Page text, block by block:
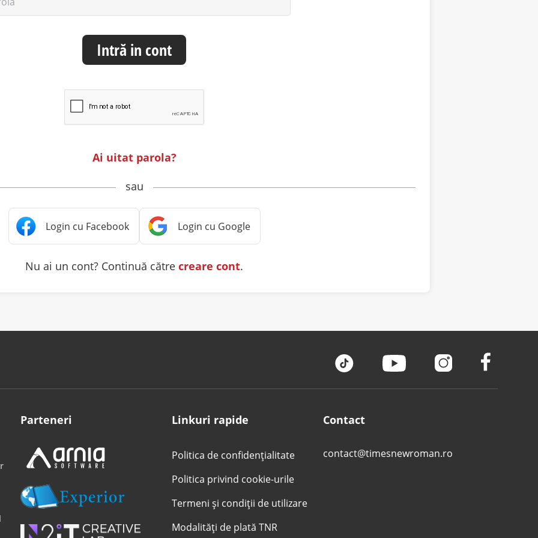
Intră in cont
Ai uitat parola?
sau
Nu ai un cont? Continuă cătrecreare cont.
Parteneri Linkuri rapide
Politica de confidențialitate
Politica privind cookie-urile
Termeni și condiții de utilizare
Modalități de plată TNR
Contact
contact@timesnewroman.ro